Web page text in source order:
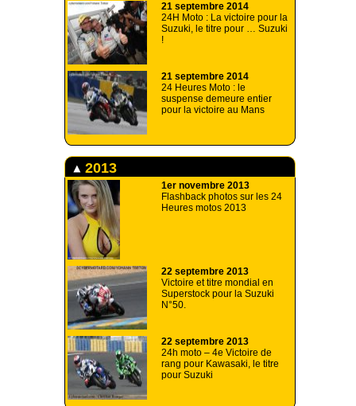
21 septembre 2014
24H Moto : La victoire pour la
Suzuki, le titre pour … Suzuki
!
21 septembre 2014
24 Heures Moto : le
suspense demeure entier
pour la victoire au Mans
2013
1er novembre 2013
Flashback photos sur les 24
Heures motos 2013
22 septembre 2013
Victoire et titre mondial en
Superstock pour la Suzuki
N°50.
22 septembre 2013
24h moto – 4e Victoire de
rang pour Kawasaki, le titre
pour Suzuki